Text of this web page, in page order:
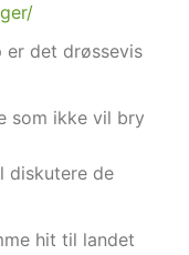
er det drøssevis
som ikke vil bry
diskutere de
hit til landet